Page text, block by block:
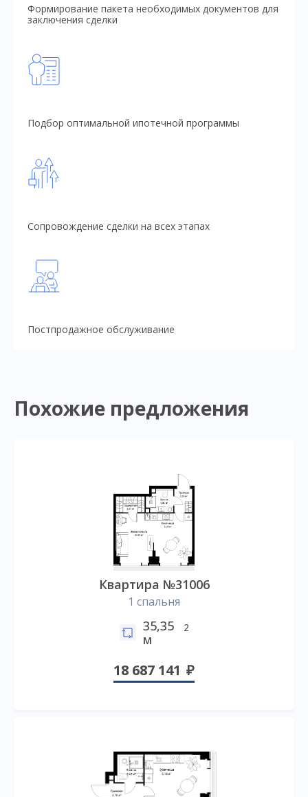
Формирование пакета необходимых документов для
заключения сделки
Подбор оптимальной ипотечной программы
Сопровождение сделки на всех этапах
Постпродажное обслуживание
Похожие предложения
Квартира №31006
1 спальня
35,35
м
2
18 687 141